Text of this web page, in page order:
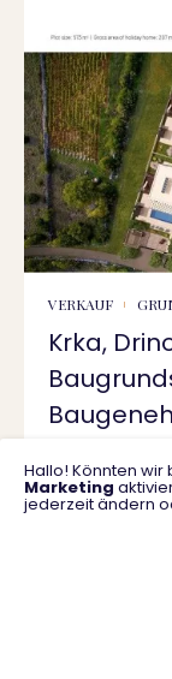
VERKAUF
Krka,
573 m2
Hallo! Könnten wir
Marketing
jederzeit ändern